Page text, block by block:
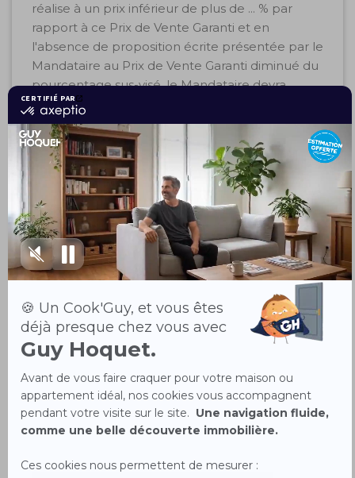
réalise à un prix inférieur de plus de ... % par
rapport à ce Prix de Vente Garanti et en
l'absence de proposition écrite présentée par le
Mandataire au Prix de Vente Garanti diminué du
pourcentage sus-visé, le Mandataire devra
consentir au Mandant une remise forfaitaire de
20 % sur ses honoraires.
Délai de Vente Garanti :
Le Délai de Vente Garanti est fixé d'un commun
accord entre les parties en fonction du marché
immobilier local. En cas de signature d’un
mandat exclusif GUY HOQUET et en l'absence
de proposition écrite présentée par le
Mandataire au Prix de Vente Garanti diminué du
pourcentage sus-visé dans le Délai de Vente
Garanti, le Mandataire devra consentir au
Mandant une remise par mois de retard de 20 %
sur ses honoraires . Les remises se cumulent et
pourront ainsi aboutir à une gratuité totale des
honoraires d'agence.